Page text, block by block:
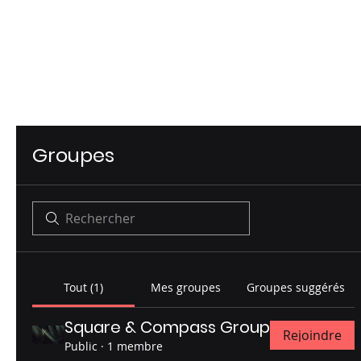
Groupes
Tout (1) Mes groupes Groupes suggérés
Square & Compass Group
Public · 1 membre
Rejoindre